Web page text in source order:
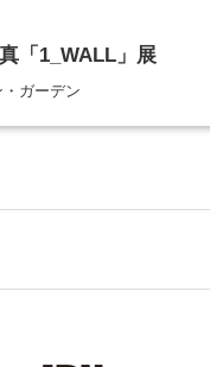
「1_WALL」展
ガーデン